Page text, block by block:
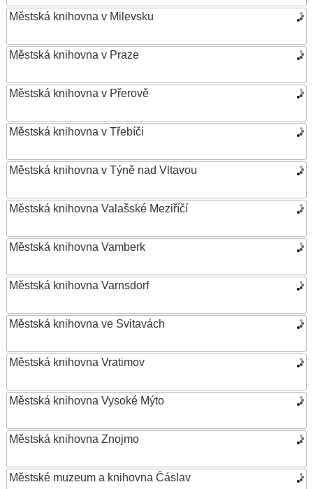
Městská knihovna v Milevsku
Městská knihovna v Praze
Městská knihovna v Přerově
Městská knihovna v Třebíči
Městská knihovna v Týně nad Vltavou
Městská knihovna Valašské Meziříčí
Městská knihovna Vamberk
Městská knihovna Varnsdorf
Městská knihovna ve Svitavách
Městská knihovna Vratimov
Městská knihovna Vysoké Mýto
Městská knihovna Znojmo
Městské muzeum a knihovna Čáslav